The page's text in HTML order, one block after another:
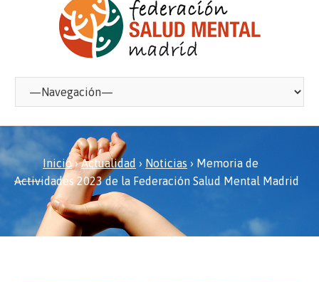
Inicio›Actualidad › Noticias › Memoria de
Actividades 2023 de la Federación Salud Mental Madrid